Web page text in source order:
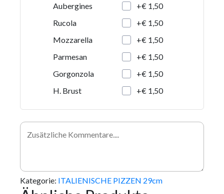
Aubergines
+€ 1,50
Rucola
+€ 1,50
Mozzarella
+€ 1,50
Parmesan
+€ 1,50
Gorgonzola
+€ 1,50
H. Brust
+€ 1,50
Kategorie: ITALIENISCHE PIZZEN 29cm